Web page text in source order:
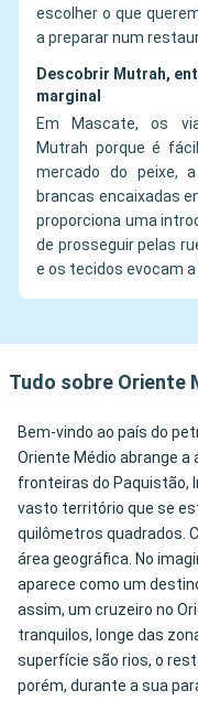
escolher o que
a preparar num
Descobrir Mutrah,
marginal
Em Mascate, os
Mutrah porque é
mercado do peixe,
brancas encaixadas
proporciona uma
de prosseguir pelas
e os tecidos evocam
Tudo sobre Oriente
Bem-vindo ao país do
Oriente Médio abrange a
fronteiras do Paquistão,
vasto território que se
quilômetros quadrados.
área geográfica. No
aparece como um
assim, um cruzeiro no
tranquilos, longe das
superfície são rios, o
porém, durante a sua